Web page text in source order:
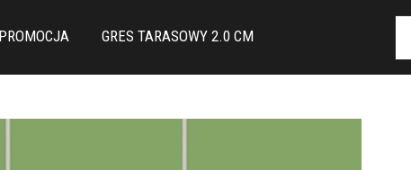
GRES TARASOWY 2.0 CM